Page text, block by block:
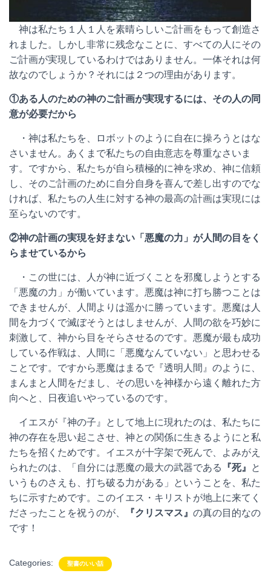
神は私たち１人１人を素晴らしいご計画をもって創造さ
れました。しかし非常に残念なことに、すべての人にその
ご計画が実現しているわけではありません。一体それは何
故なのでしょうか？それには２つの理由があります。
①ある人のための神のご計画が実現するには、その人の同
意が必要だから
・神は私たちを、ロボットのように自在に操ろうとはな
さいません。あくまで私たちの自由意志を尊重なさいま
す。ですから、私たちが自ら積極的に神を求め、神に信頼
し、そのご計画のために自分自身を喜んで差し出すのでな
ければ、私たちの人生に対する神の最高の計画は実現には
至らないのです。
②神の計画の実現を好まない「悪魔の力」が人間の目をく
らませているから
・この世には、人が神に近づくことを邪魔しようとする
「悪魔の力」が働いています。悪魔は神に打ち勝つことは
できませんが、人間よりは遥かに勝っています。悪魔は人
間を力づくで滅ぼそうとはしませんが、人間の欲を巧妙に
刺激して、神から目をそらさせるのです。悪魔が最も成功
している作戦は、人間に「悪魔なんていない」と思わせる
ことです。ですから悪魔はまるで『透明人間』のように、
まんまと人間をだまし、その思いを神様から遠く離れた方
向へと、日夜追いやっているのです。
イエスが『神の子』として地上に現れたのは、私たちに
神の存在を思い起こさせ、神との関係に生きるようにと私
たちを招くためです。イエスが十字架で死んで、よみがえ
られたのは、「自分には悪魔の最大の武器である
『死』
と
いうものさえも、打ち破る力がある」ということを、私た
ちに示すためです。このイエス・キリストが地上に来てく
ださったことを祝うのが、
『クリスマス』 の真の目的なの
です！
Categories: 聖書のいい話